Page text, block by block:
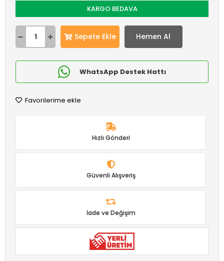
KARGO BEDAVA
Sepete Ekle Hemen Al
WhatsApp Destek Hattı
Favorilerime ekle
Hızlı Gönderi
Güvenli Alışveriş
İade ve Değişim